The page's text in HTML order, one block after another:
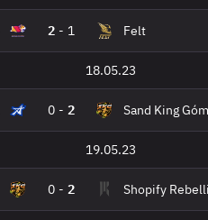
2 - 1 Felt
18.05.23
0 - 2 Sand King
19.05.23
0 - 2 Shopify